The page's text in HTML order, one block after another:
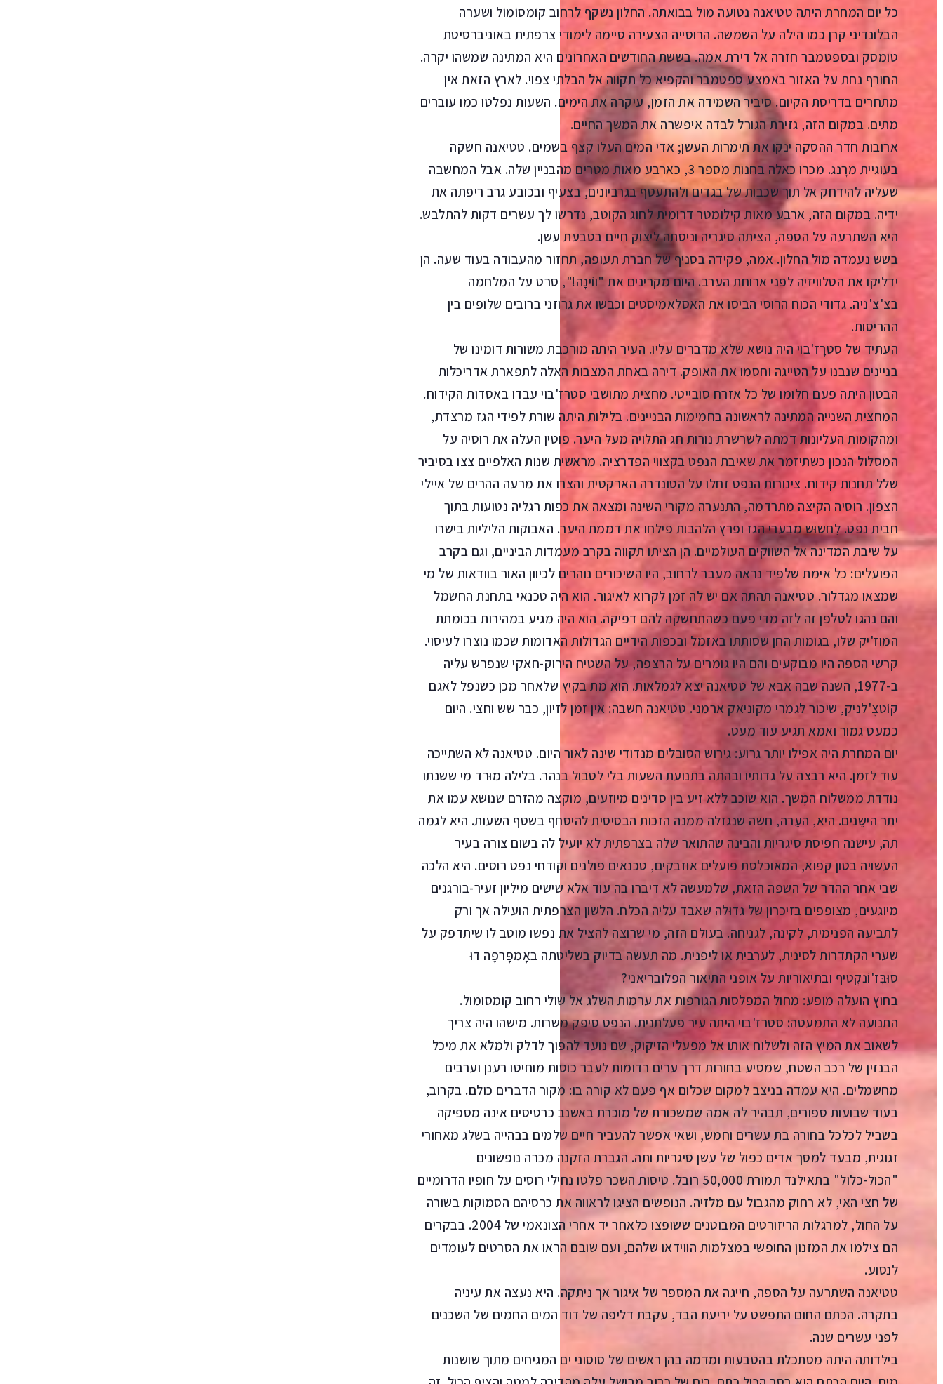
כל יום המחרת היתה טטיאנה נטועה מול בבואתה. החלון נשקף לרחוב קוֹמסוֹמוֹל ושערה
הבלונדיני קרן כמו הילה על השמשה. הרוסייה הצעירה סיימה לימודי צרפתית באוניברסיטת
טוֹמסק ובספטמבר חזרה אל דירת אמה. בששת החודשים האחרונים היא המתינה שמשהו יקרה.
החורף נחת על האזור באמצע ספטמבר והקפיא כל תקווה אל הבלתי צפוי. לארץ הזאת אין
מתחרים בדריסת הקיום. סיביר השמידה את הזמן, עיקרה את הימים. השעות נפלטו כמו עוברים
מתים. במקום הזה, גזירת הגורל לבדה איפשרה את המשך החיים.
ארובות חדר ההסקה ינקו את תימרות העשן; אדי המים העלו קצף בשמים. טטיאנה חשקה
בעוגיית מרָנג. מכרו כאלה בחנות מספר 3, כארבע מאות מטרים מהבניין שלה. אבל המחשבה
שעליה להידחק אל תוך שכבות של בגדים ולהתעטף בגרביונים, בצעיף ובכובע גרב ריפתה את
ידיה. במקום הזה, ארבע מאות קילומטר דרומית לחוג הקוטב, נדרשו לך עשרים דקות להתלבש.
היא השתרעה על הספה, הציתה סיגריה וניסתה ליצוק חיים בטבעת עשן.
בשש נעמדה מול החלון. אמה, פקידה בסניף של חברת תעופה, תחזור מהעבודה בעוד שעה. הן
ידליקו את הטלוויזיה לפני ארוחת הערב. היום מקרינים את "ווֹינָה!", סרט על המלחמה
בצ'צ'ניה. גדודי הכוח הרוסי הביסו את האסלאמיסטים וכבשו את גרוזני ברובים שלופים בין
ההריסות.
העתיד של סטרָז'בוֹי היה נושא שלא מדברים עליו. העיר היתה מורכבת משורות דומינו של
בניינים שנבנו על הטייגה וחסמו את האופק. דירה באחת המצבות האלה לתפארת אדריכלות
הבטון היתה פעם חלומו של כל אזרח סובייטי. מחצית מתושבי סטרז'בוי עבדו באסדות הקידוח.
המחצית השנייה המתינה לראשונה בחמימות הבניינים. בלילות היתה שורת לפידי הגז מרצדת,
ומהקומות העליונות דמתה לשרשרת נורות חג התלויה מעל היער. פוטין העלה את רוסיה על
המסלול הנכון כשתיזמר את שאיבת הנפט בקצווי הפדרציה. מראשית שנות האלפיים צצו בסיביר
שלל תחנות קידוח. צינורות הנפט זחלו על הטונדרה הארקטית והצרו את מרעה ההרים של איילי
הצפון. רוסיה הקיצה מתרדמה, התנערה מקורי השינה ומצאה את כפות רגליה נטועות בתוך
חבית נפט. לִחשוּש מבערי הגז ופרץ הלהבות פילחו את דממת היער. האבוקות הליליות בישרו
על שיבת המדינה אל השווקים העולמיים. הן הציתו תקווה בקרב מעמדות הביניים, וגם בקרב
הפועלים: כל אימת שלפיד נראה מעבר לרחוב, היו השיכורים נוהרים לכיוון האור בוודאות של מי
שמצאו מגדלור. טטיאנה תהתה אם יש לה זמן לקרוא לאיגור. הוא היה טכנאי בתחנת החשמל
והם נהגו לטלפן זה לזה מדי פעם כשהתחשקה להם דפיקה. הוא היה מגיע במהירות בכומתת
המוז'יק שלו, בגומות החן שסותתו באזמל ובכפות הידיים הגדולות האדומות שכמו נוצרו לעיסוי.
קרשי הספה היו מבוקעים והם היו גומרים על הרצפה, על השטיח הירוק-חאקי שנפרש עליה
ב-1977, השנה שבה אבא של טטיאנה יצא לגמלאות. הוא מת בקיץ שלאחר מכן כשנפל לאגם
קוֹטצֶ'לניק, שיכור לגמרי מקוניאק ארמני. טטיאנה חשבה: אין זמן לזיון, כבר שש וחצי. היום
כמעט גמור ואמא תגיע עוד מעט.
יום המחרת היה אפילו יותר גרוע: גירוש הסובלים מנדודי שינה לאור היום. טטיאנה לא השתייכה
עוד לזמן. היא רבצה על גדותיו ובהתה בתנועת השעות בלי לטבול בנהר. בלילה מוּרד מי ששנתו
נודדת ממשלוח המֶשך. הוא שוכב ללא זיע בין סדינים מיוזעים, מוקצה מהזרם שנושא עמו את
יתר הישֵנים. היא, העֵרה, חשה שנגזלה ממנה הזכות הבסיסית להיסחף בשטף השעות. היא לגמה
תה, עישנה חפיסת סיגריות והבינה שהתואר שלה בצרפתית לא יועיל לה בשום צורה בעיר
העשויה בטון קפוא, המאוכלסת פועלים אוזבקים, טכנאים פולנים וקודחי נפט רוסים. היא הלכה
שבי אחר ההדר של השפה הזאת, שלמעשה לא דיברו בה עוד אלא שישים מיליון זעיר-בורגנים
מיוגעים, מצופפים בזיכרון של גדוּלה שאבד עליה הכלח. הלשון הצרפתית הועילה אך ורק
לתביעה הפנימית, לקינה, לגניחה. בעולם הזה, מי שרוצה להציל את נפשו מוטב לו שיתדפק על
שערי הקתדרות לסינית, לערבית או ליפנית. מה תעשה בדיוק בשליטתה באָמפָּרפֶה דוּ
סוּבְּז'וֹנקְטיף ובתיאוריות על אופני התיאור הפלובריאני?
בחוץ הועלה מופע: מחול המפלסות הגורפות את ערמות השלג אל שולי רחוב קומסומול.
התנועה לא התמעטה: סטרז'בוי היתה עיר פעלתנית. הנפט סיפק משרות. מישהו היה צריך
לשאוב את המיץ הזה ולשלוח אותו אל מפעלי הזיקוק, שם נועד להפוך לדלק ולמלא את מיכל
הבנזין של רכב השטח, שמסיע בחורות דרך ערים רדומות לעבר כוסות מוחיטו רענן וערבים
מחשמלים. היא עמדה בניצב למקום שכלום אף פעם לא קורה בו: מקור הדברים כולם. בקרוב,
בעוד שבועות ספורים, תבהיר לה אמה שמשכורת של מוכרת באשנב כרטיסים אינה מספיקה
בשביל לכלכל בחורה בת עשרים וחמש, ושאי אפשר להעביר חיים שלמים בבהייה בשלג מאחורי
זגוגית, מבעד למסך אדים כפול של עשן סיגריות ותה. הגברת הזקנה מכרה נופשונים
"הכול-כלול" בתאילנד תמורת 50,000 רובל. טיסות השכר פלטו נחילי רוסים על חופיו הדרומיים
של חצי האי, לא רחוק מהגבול עם מלזיה. הנופשים הציגו לראווה את כרסיהם הסמוקות בשורה
על החול, למרגלות הריזורטים המבוטנים ששופצו כלאחר יד אחרי הצונאמי של 2004. בבקרים
הם צילמו את המזנון החופשי במצלמות הווידאו שלהם, ועם שובם הראו את הסרטים לעומדים
לנסוע.
טטיאנה השתרעה על הספה, חייגה את המספר של איגור אך ניתקה. היא נעצה את עיניה
בתקרה. הכתם החום התפשט על יריעת הבד, עקבת דליפה של דוד המים החמים של השכנים
לפני עשרים שנה.
בילדותה היתה מסתכלת בהטבעות ומדמה בהן ראשים של סוסוני ים המגיחים מתוך שושנות